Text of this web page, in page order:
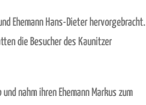
Ehemann Hans-Dieter hervorgebracht.
die Besucher des Kaunitzer
nahm ihren Ehemann Markus zum